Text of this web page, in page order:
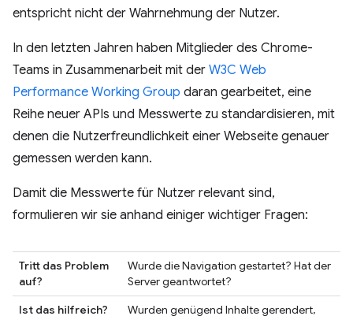
entspricht nicht der Wahrnehmung der Nutzer.
In den letzten Jahren haben Mitglieder des Chrome-
Teams in Zusammenarbeit mit der W3C Web
Performance Working Group daran gearbeitet, eine
Reihe neuer APIs und Messwerte zu standardisieren, mit
denen die Nutzerfreundlichkeit einer Webseite genauer
gemessen werden kann.
Damit die Messwerte für Nutzer relevant sind,
formulieren wir sie anhand einiger wichtiger Fragen:
Tritt das Problem
auf?
Wurde die Navigation gestartet? Hat der
Server geantwortet?
Ist das hilfreich?
Wurden genügend Inhalte gerendert,